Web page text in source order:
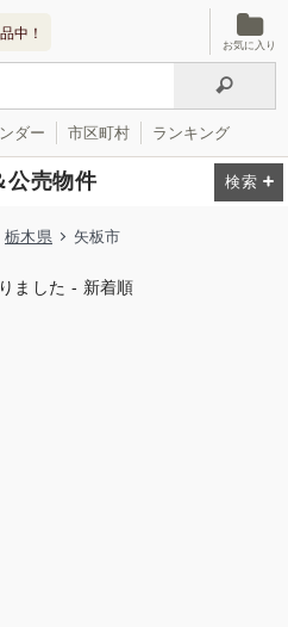
中！
お気に入り
ダー 市区町村 ランキング
公売物件
栃木県 矢板市
ました - 新着順